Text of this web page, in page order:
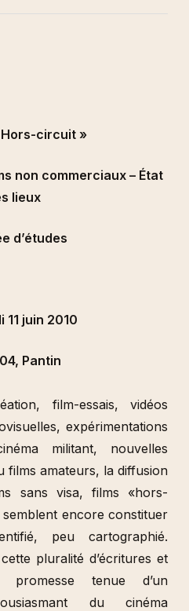
Hors-circuit »
non commerciaux – État
lieux
d’études
11 juin 2010
Pantin
film-essais, vidéos
expérimentations
militant, nouvelles
films amateurs, la diffusion
sans visa, films «hors-
encore constituer
peu cartographié.
pluralité d’écritures et
tenue d’un
du cinéma